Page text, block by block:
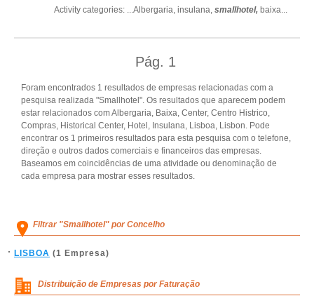
Activity categories: ...Albergaria, insulana, smallhotel, baixa...
Pág. 1
Foram encontrados 1 resultados de empresas relacionadas com a
pesquisa realizada "Smallhotel". Os resultados que aparecem podem
estar relacionados com Albergaria, Baixa, Center, Centro Histrico,
Compras, Historical Center, Hotel, Insulana, Lisboa, Lisbon. Pode
encontrar os 1 primeiros resultados para esta pesquisa com o telefone,
direção e outros dados comerciais e financeiros das empresas.
Baseamos em coincidências de uma atividade ou denominação de
cada empresa para mostrar esses resultados.
Filtrar "Smallhotel" por Concelho
LISBOA (1 Empresa)
Distribuição de Empresas por Faturação